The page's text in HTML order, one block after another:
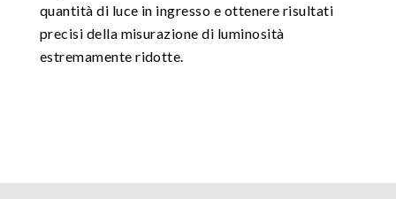
quantità di luce in ingresso e ottenere risultati
precisi della misurazione di luminosità
estremamente ridotte.